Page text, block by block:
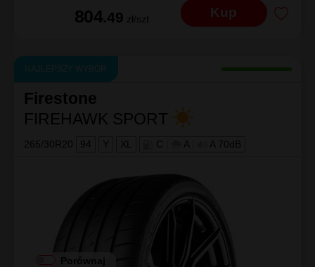
804.49 zł/szt Kup
NAJLEPSZY WYBÓR
Firestone
FIREHAWK SPORT
265/30R20 94 Y XL C A A 70dB
Porównaj